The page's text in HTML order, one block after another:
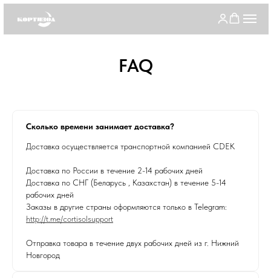
FAQ
Сколько времени занимает доставка?
Доставка осуществляется транспортной компанией CDEK
Доставка по России в течение 2-14 рабочих дней
Доставка по СНГ (Беларусь , Казахстан) в течение 5-14
рабочих дней
Заказы в другие страны оформляются только в Telegram:
http://t.me/cortisolsupport
Отправка товара в течение двух рабочих дней из г. Нижний
Новгород